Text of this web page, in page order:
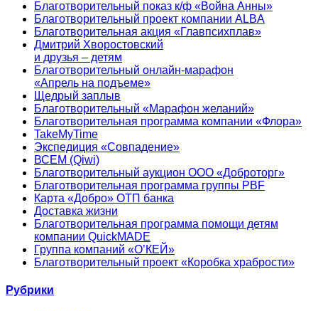
Благотворительный показ к/ф «Война Анны»
Благотворительный проект компании ALBA
Благотворительная акция «Главпсихплав»
Дмитрий Хворостовский
и друзья – детям
Благотворительный онлайн‑марафон
«Апрель на подъеме»
Щедрый заплыв
Благотворительный «Марафон желаний»
Благотворительная программа компании «Флора»
TakeMyTime
Экспедиция «Совпадение»
ВСЕМ (Qiwi)
Благотворительный аукцион ООО «Доброторг»
Благотворительная программа группы PBF
Карта «Добро» ОТП банка
Доставка жизни
Благотворительная программа помощи детям
компании QuickMADE
Группа компаний «О’КЕЙ»
Благотворительный проект «Коробка храбрости»
Рубрики